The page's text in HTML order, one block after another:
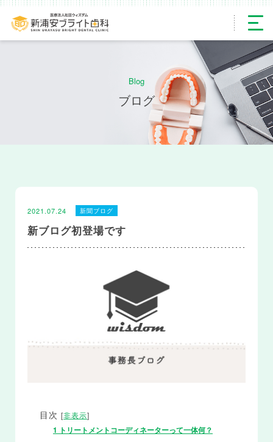
Blog
ブログ
2021.07.24 新聞ブログ
新ブログ初登場です
目次 [非表示]
1 トリートメントコーディネーターって一体何？